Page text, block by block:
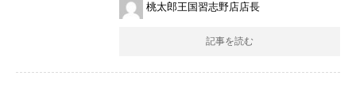
桃太郎王国習志野店店長
記事を読む